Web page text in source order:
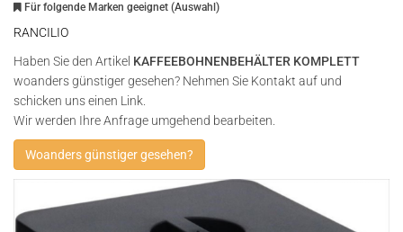
Für folgende Marken geeignet (Auswahl)
RANCILIO
Haben Sie den Artikel KAFFEEBOHNENBEHÄLTER KOMPLETT
woanders günstiger gesehen? Nehmen Sie Kontakt auf und
schicken uns einen Link.
Wir werden Ihre Anfrage umgehend bearbeiten.
Woanders günstiger gesehen?